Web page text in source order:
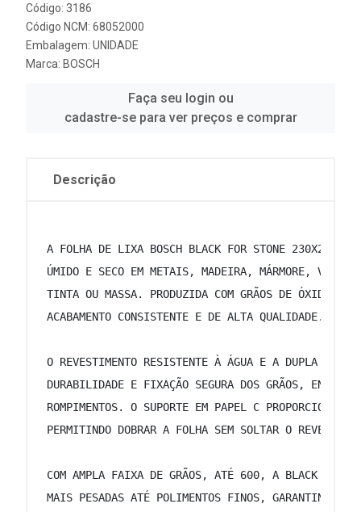
Código: 3186
Código NCM: 68052000
Embalagem: UNIDADE
Marca: BOSCH
Faça seu login ou
cadastre-se para ver preços e comprar
Descrição
A FOLHA DE LIXA BOSCH BLACK FOR STONE
ÚMIDO E SECO EM METAIS, MADEIRA, MÁRMORE,
TINTA OU MASSA. PRODUZIDA COM GRÃOS DE ÓXIDO
ACABAMENTO CONSISTENTE E DE ALTA QUALIDADE.
O REVESTIMENTO RESISTENTE À ÁGUA E A DUPLA
DURABILIDADE E FIXAÇÃO SEGURA DOS GRÃOS,
ROMPIMENTOS. O SUPORTE EM PAPEL C PROPORCIONA
PERMITINDO DOBRAR A FOLHA SEM SOLTAR O
COM AMPLA FAIXA DE GRÃOS, ATÉ 600, A BLACK FOR
MAIS PESADAS ATÉ POLIMENTOS FINOS, GARANTINDO